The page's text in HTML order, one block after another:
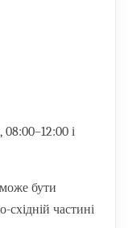
і
бути
східній частині